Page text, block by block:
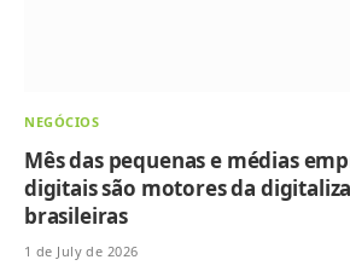
NEGÓCIOS
Mês das pequenas e médias
digitais são motores da
brasileiras
1 de July de 2026